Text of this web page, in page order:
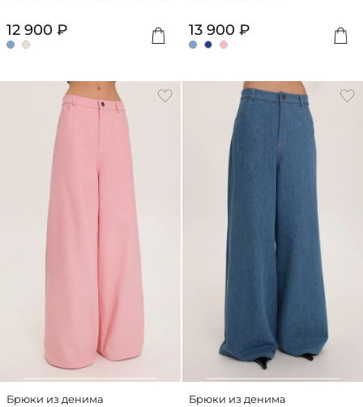
12 900 ₽ 13 900 ₽
Брюки из денима Брюки из денима